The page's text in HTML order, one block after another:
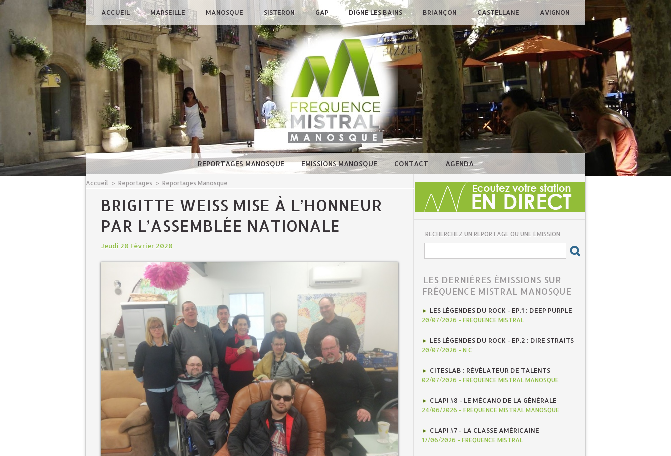
ACCUEIL MARSEILLE MANOSQUE SISTERON GAP DIGNE LES BAINS BRIANÇON CASTELLANE AVIGNON
REPORTAGES MANOSQUE EMISSIONS MANOSQUE CONTACT AGENDA
Accueil > Reportages > Reportages Manosque
BRIGITTE WEISS MISE À L’HONNEUR
PAR L’ASSEMBLÉE NATIONALE
Jeudi 20 Février 2020
RECHERCHEZ UN REPORTAGE OU UNE ÉMISSION
LES DERNIÈRES ÉMISSIONS SUR
FRÉQUENCE MISTRAL MANOSQUE
LES LÉGENDES DU ROCK - EP.1 : DEEP PURPLE
20/07/2026 - FRÉQUENCE MISTRAL
LES LÉGENDES DU ROCK - EP.2 : DIRE STRAITS
20/07/2026 - N C
CITESLAB : RÉVÉLATEUR DE TALENTS
02/07/2026 - FRÉQUENCE MISTRAL MANOSQUE
CLAP! #8 - LE MÉCANO DE LA GÉNÉRALE
24/06/2026 - FRÉQUENCE MISTRAL MANOSQUE
CLAP! #7 - LA CLASSE AMÉRICAINE
17/06/2026 - FRÉQUENCE MISTRAL